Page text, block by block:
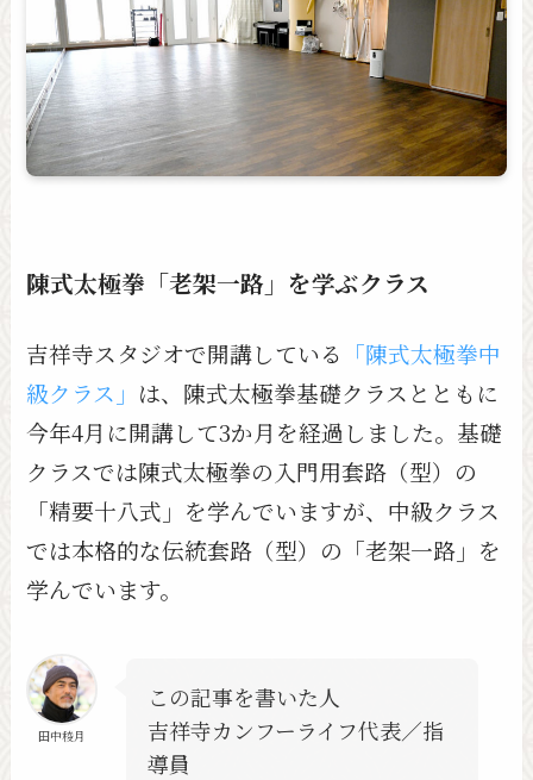
陳式太極拳「老架一路」を学ぶクラス
吉祥寺スタジオで開講している 「陳式太極拳中
級クラス」 は、陳式太極拳基礎クラスとともに
今年4月に開講して3か月を経過しました。基礎
クラスでは陳式太極拳の入門用套路（型）の
「精要十八式」を学んでいますが、中級クラス
では本格的な伝統套路（型）の「老架一路」を
学んでいます。
田中稜月
この記事を書いた人
吉祥寺カンフーライフ代表／指
導員